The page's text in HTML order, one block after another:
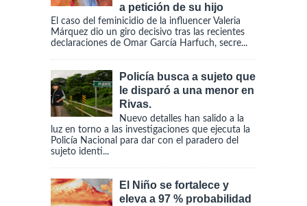
a petición de su hijo
El caso del feminicidio de la influencer Valeria
Márquez dio un giro decisivo tras las recientes
declaraciones de Omar García Harfuch, secre...
Policía busca a sujeto que
le disparó a una menor en
Rivas.
Nuevo detalles han salido a la
luz en torno a las investigaciones que ejecuta la
Policía Nacional para dar con el paradero del
sujeto identi...
El Niño se fortalece y
eleva a 97 % probabilidad